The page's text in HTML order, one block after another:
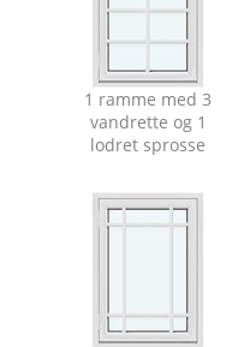
1 ramme med 3
vandrette og 1
lodret sprosse